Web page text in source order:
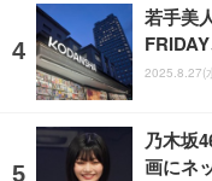
若手美
2025.8.27(
乃木坂
画にネ